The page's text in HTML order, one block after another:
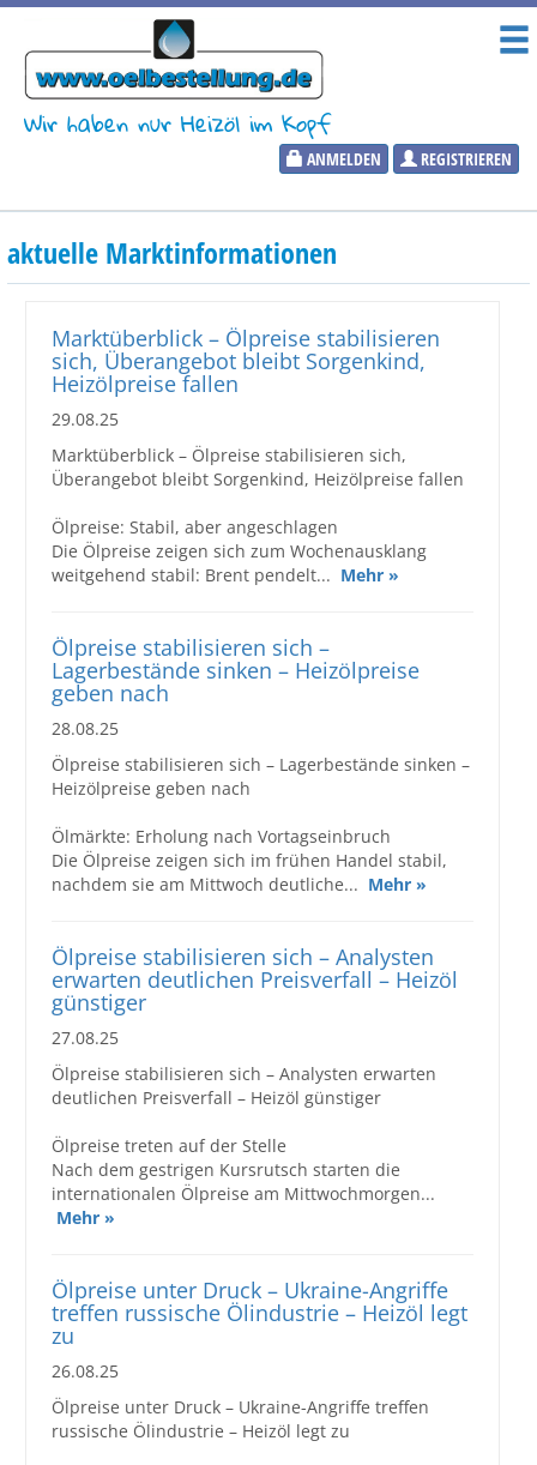
Wir haben nur Heizöl im Kopf
ANMELDEN REGISTRIEREN
Heizölpreise
Aktueller Heizölpreis
Großbestellungen
Produkte
Service
Händler
Hilfe und Kontakt
Shop
aktuelle Marktinformationen
Marktüberblick – Ölpreise stabilisieren
sich, Überangebot bleibt Sorgenkind,
Heizölpreise fallen
29.08.25
Marktüberblick – Ölpreise stabilisieren sich,
Überangebot bleibt Sorgenkind, Heizölpreise fallen
Ölpreise: Stabil, aber angeschlagen
Die Ölpreise zeigen sich zum Wochenausklang
weitgehend stabil: Brent pendelt... Mehr »
Ölpreise stabilisieren sich –
Lagerbestände sinken – Heizölpreise
geben nach
28.08.25
Ölpreise stabilisieren sich – Lagerbestände sinken –
Heizölpreise geben nach
Ölmärkte: Erholung nach Vortagseinbruch
Die Ölpreise zeigen sich im frühen Handel stabil,
nachdem sie am Mittwoch deutliche... Mehr »
Ölpreise stabilisieren sich – Analysten
erwarten deutlichen Preisverfall – Heizöl
günstiger
27.08.25
Ölpreise stabilisieren sich – Analysten erwarten
deutlichen Preisverfall – Heizöl günstiger
Ölpreise treten auf der Stelle
Nach dem gestrigen Kursrutsch starten die
internationalen Ölpreise am Mittwochmorgen...
Mehr »
Ölpreise unter Druck – Ukraine-Angriffe
treffen russische Ölindustrie – Heizöl legt
zu
26.08.25
Ölpreise unter Druck – Ukraine-Angriffe treffen
russische Ölindustrie – Heizöl legt zu